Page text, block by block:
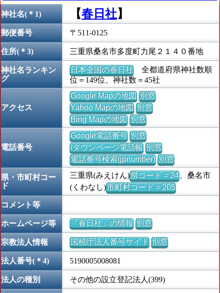
神社名(＊1) 【春日社】
郵便番号 〒511-0125
住所(＊3) 三重県桑名市多度町力尾２１４０番地
神社名ランキン
グ
日本全国の春日社全都道府県神社数順
位＝149位、神社数＝45社
アクセス
Google Mapの地図 別窓
Yahoo Mapの地図 別窓
Bing Mapの地図 別窓
電話番号
Google電話番号 別窓
iタウンページ電話帳 別窓
電話番号検索(jpnumber) 別窓
県・市町村コー
ド
三重県(みえけん)県コード = 24、桑名市
(くわなし)市町村コード = 205
コメント等
ホームページ等 「春日社」の情報 別窓
宗教法人情報 国税庁法人番号サイト 別窓
法人番号(＊4) 5190005008081
法人の種別 その他の設立登記法人(399)